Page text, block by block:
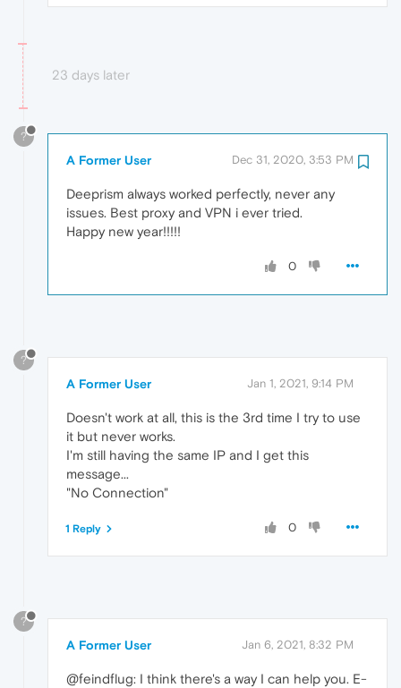
23 days later
?
A Former User Dec 31, 2020, 3:53 PM
Deeprism always worked perfectly, never any
issues. Best proxy and VPN i ever tried.
Happy new year!!!!!
0
?
A Former User Jan 1, 2021, 9:14 PM
Doesn't work at all, this is the 3rd time I try to use
it but never works.
I'm still having the same IP and I get this
message...
"No Connection"
0
1 Reply
?
A Former User Jan 6, 2021, 8:32 PM
@feindflug: I think there's a way I can help you. E-